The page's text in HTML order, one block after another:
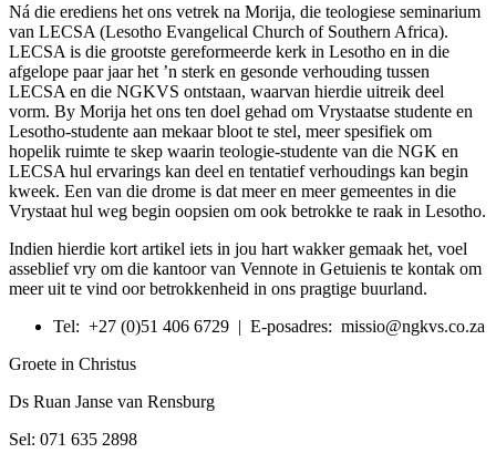
Ná die erediens het ons vetrek na Morija, die teologiese seminarium
van LECSA (Lesotho Evangelical Church of Southern Africa).
LECSA is die grootste gereformeerde kerk in Lesotho en in die
afgelope paar jaar het ’n sterk en gesonde verhouding tussen
LECSA en die NGKVS ontstaan, waarvan hierdie uitreik deel
vorm. By Morija het ons ten doel gehad om Vrystaatse studente en
Lesotho-studente aan mekaar bloot te stel, meer spesifiek om
hopelik ruimte te skep waarin teologie-studente van die NGK en
LECSA hul ervarings kan deel en tentatief verhoudings kan begin
kweek. Een van die drome is dat meer en meer gemeentes in die
Vrystaat hul weg begin oopsien om ook betrokke te raak in Lesotho.
Indien hierdie kort artikel iets in jou hart wakker gemaak het, voel
asseblief vry om die kantoor van Vennote in Getuienis te kontak om
meer uit te vind oor betrokkenheid in ons pragtige buurland.
Tel: +27 (0)51 406 6729 | E-posadres: missio@ngkvs.co.za
Groete in Christus
Ds Ruan Janse van Rensburg
Sel: 071 635 2898